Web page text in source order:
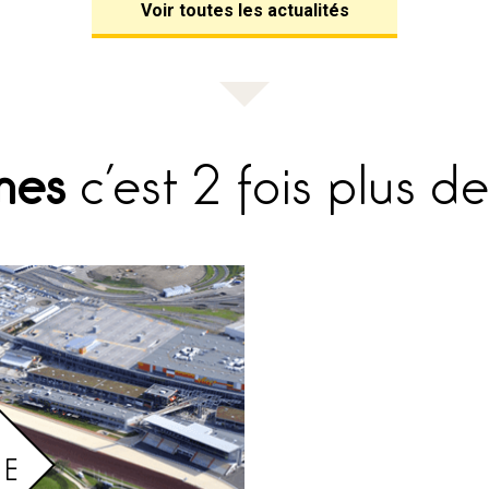
Voir toutes les actualités
c’est 2 fois plus